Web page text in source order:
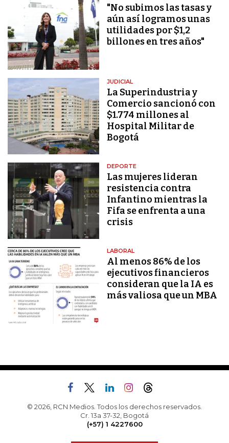
"No subimos las tasas y
aún así logramos unas
utilidades por $1,2
billones en tres años"
JUDICIAL
La Superindustria y
Comercio sancionó con
$1.774 millones al
Hospital Militar de
Bogotá
DEPORTE
Las mujeres lideran
resistencia contra
Infantino mientras la
Fifa se enfrenta a una
crisis
LABORAL
Al menos 86% de los
ejecutivos financieros
consideran que la IA es
más valiosa que un MBA
© 2026, RCN Medios. Todos los derechos reservados.
Cr. 13a 37-32, Bogotá
(+57) 1 4227600